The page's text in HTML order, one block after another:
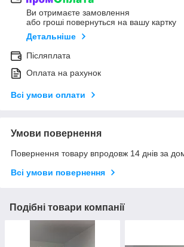
Ви отримаєте замовлення
або гроші повернуться на вашу картку
Детальніше
Післяплата
Оплата на рахунок
Всі умови оплати
Умови повернення
Повернення товару впродовж 14 днів за
Всі умови повернення
Подібні товари компанії